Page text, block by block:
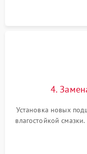
4.
Установка новых
влагостойкой
или